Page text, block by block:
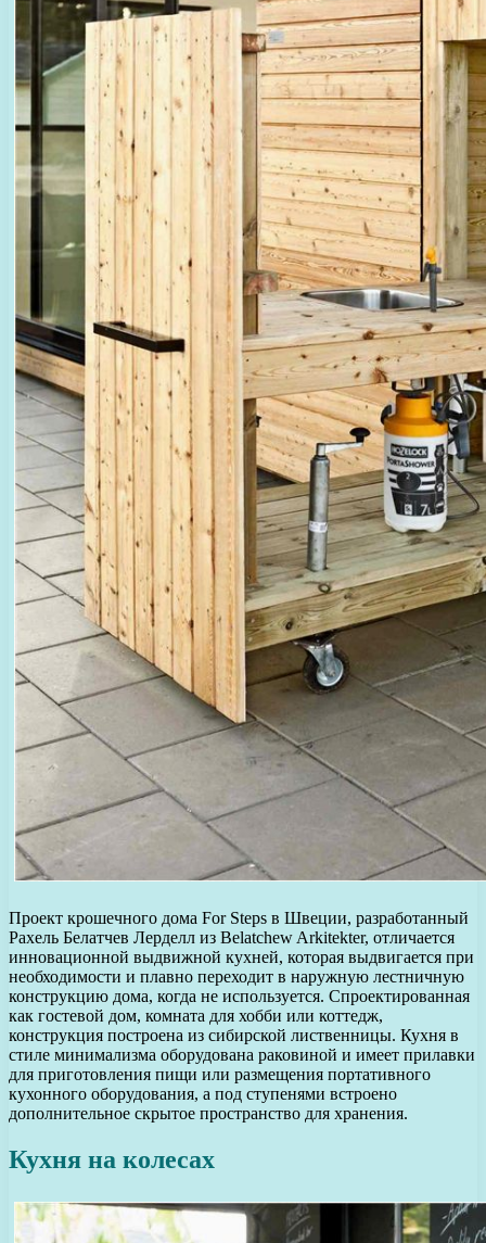
Проект крошечного дома For Steps в Швеции, разработанный
Рахель Белатчев Лерделл из Belatchew Arkitekter, отличается
инновационной выдвижной кухней, которая выдвигается при
необходимости и плавно переходит в наружную лестничную
конструкцию дома, когда не используется. Спроектированная
как гостевой дом, комната для хобби или коттедж,
конструкция построена из сибирской лиственницы. Кухня в
стиле минимализма оборудована раковиной и имеет прилавки
для приготовления пищи или размещения портативного
кухонного оборудования, а под ступенями встроено
дополнительное скрытое пространство для хранения.
Кухня на колесах